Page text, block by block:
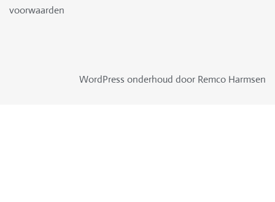
voorwaarden
WordPress onderhoud door Remco Harmsen